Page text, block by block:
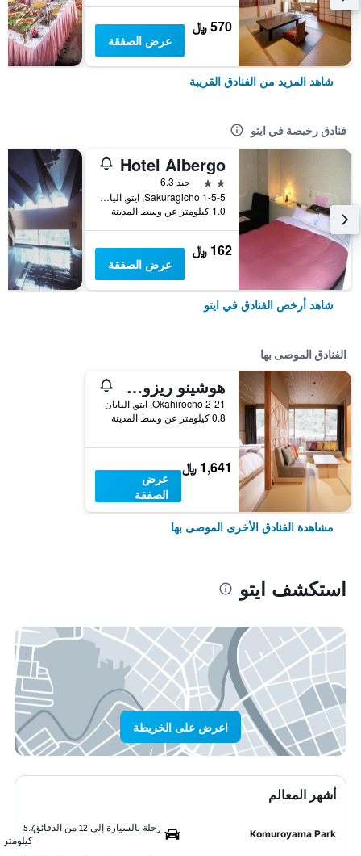
570 ﷼
عرض الصفقة
شاهد المزيد من الفنادق القريبة
فنادق رخيصة في ايتو
Hotel Albergo
2 نجمتين
جيد 6.3
1-5-5 Sakuragicho, ايتو, اليابان
1.0 كيلومتر عن وسط المدينة
162 ﷼
عرض الصفقة
شاهد أرخص الفنادق في ايتو
الفنادق الموصى بها
هوشينو ريزورتس كاي إيتو
2-21 Okahirocho, ايتو, اليابان
0.8 كيلومتر عن وسط المدينة
1,641 ﷼
عرض
الصفقة
مشاهدة الفنادق الأخرى الموصى بها
استكشف ايتو
اعرض على الخريطة
أشهر المعالم
Komuroyama Park
رحلة بالسيارة إلى 12 من الدقائق
5.7
كيلومتر